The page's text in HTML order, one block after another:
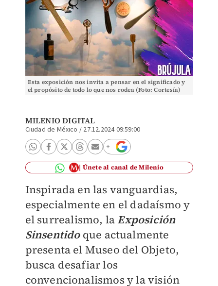
Esta exposición nos invita a pensar en el significado y
el propósito de todo lo que nos rodea (Foto: Cortesía)
MILENIO DIGITAL
Ciudad de México / 27.12.2024 09:59:00
Únete al canal de Milenio
Inspirada en las vanguardias,
especialmente en el dadaísmo y
el surrealismo, la Exposición
Sinsentidoque actualmente
presenta el Museo del Objeto,
busca desafiar los
convencionalismos y la visión